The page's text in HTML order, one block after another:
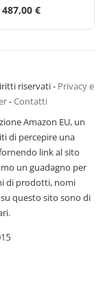
487,00 €
riservati - Privacy e
-Contatti
Amazon EU, un
di percepire una
link al sito
un guadagno per
di prodotti, nomi
questo sito sono di